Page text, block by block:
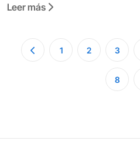
Leer más
1 2 3
8